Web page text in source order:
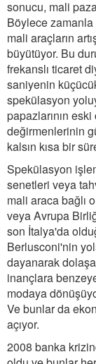
sonucu, mali
Böylece zamanla
mali araçların
büyütüyor. Bu
frekanslı ticaret
saniyenin
spekülasyon
papazlarının
değirmenlerinin
kalsın kısa bir
Spekülasyon
senetleri veya
mali araca bağlı
veya Avrupa
son İtalya'da
Berlusconi'nin
dayanarak
inançlara
modaya
Ve bunlar da
açıyor.
2008 banka